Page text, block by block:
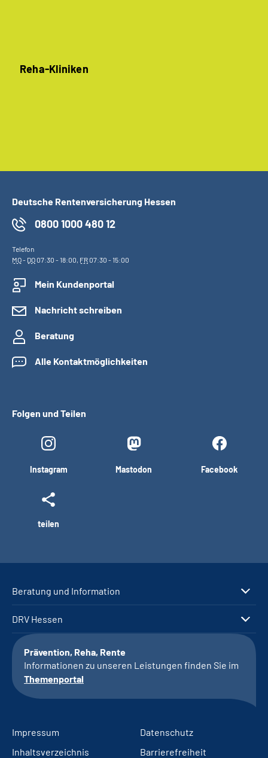
Reha-Kliniken
Deutsche Rentenversicherung Hessen
0800 1000 480 12
Telefon
MO- DO07:30 - 18:00, FR07:30 - 15:00
Mein Kundenportal
Nachricht schreiben
Beratung
Alle Kontaktmöglichkeiten
Folgen und Teilen
Instagram Mastodon Facebook
teilen
Beratung und Information
DRV Hessen
Prävention, Reha, Rente
Informationen zu unseren Leistungen finden Sie im
Themenportal
Impressum
Datenschutz
Inhaltsverzeichnis
Barrierefreiheit